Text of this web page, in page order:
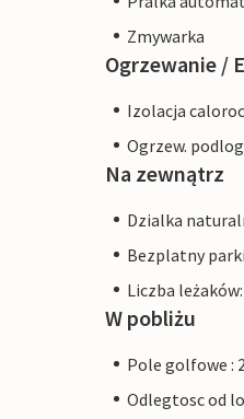
Zmywarka
Ogrzewanie /
Izolacja
Ogrzew.
Na zewnątrz
Dzialka
Bezplatny
Liczba
W pobliżu
Pole golfowe :
Odlegtosc od